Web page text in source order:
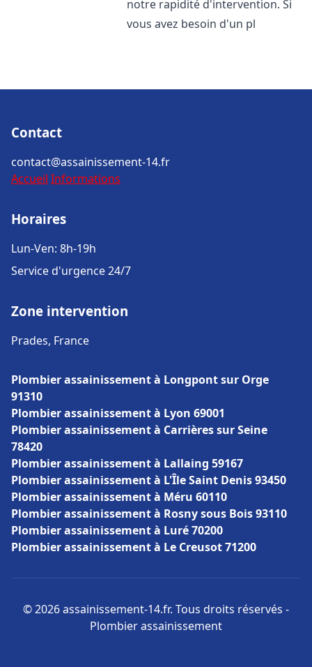
notre rapidité d'intervention. Si
vous avez besoin d'un pl
Contact
contact@assainissement-14.fr
Accueil Informations
Horaires
Lun-Ven: 8h-19h
Service d'urgence 24/7
Zone intervention
Prades, France
Plombier assainissement à Longpont sur Orge
91310
Plombier assainissement à Lyon 69001
Plombier assainissement à Carrières sur Seine
78420
Plombier assainissement à Lallaing 59167
Plombier assainissement à L'Île Saint Denis 93450
Plombier assainissement à Méru 60110
Plombier assainissement à Rosny sous Bois 93110
Plombier assainissement à Luré 70200
Plombier assainissement à Le Creusot 71200
© 2026 assainissement-14.fr. Tous droits réservés -
Plombier assainissement